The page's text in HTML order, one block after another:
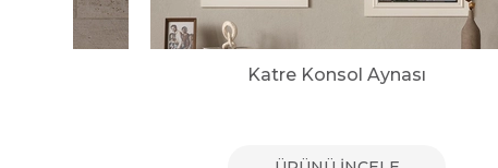
Katre Konsol Aynası